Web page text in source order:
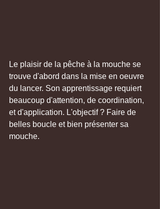
Le plaisir de la pêche à la mouche se
trouve d'abord dans la mise en oeuvre
du lancer. Son apprentissage requiert
beaucoup d'attention, de coordination,
et d'application. L'objectif ? Faire de
belles boucle et bien présenter sa
mouche.